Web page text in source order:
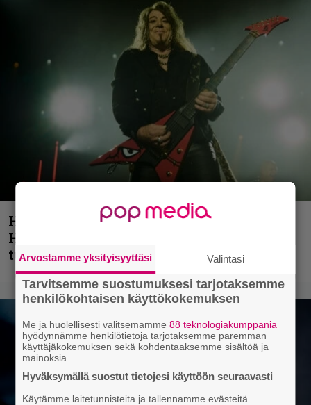
Helloween- ja Gamma Ray -mies Kai
Hansen julkaisi uuden maistiaisen
tulevalta soololevyltä
Arvostamme yksityisyyttäsi Valintasi
Tarvitsemme suostumuksesi tarjotaksemme
henkilökohtaisen käyttökokemuksen
Me ja huolellisesti valitsemamme88 teknologiakumppania
hyödynnämme henkilötietoja tarjotaksemme paremman
käyttäjäkokemuksen sekä kohdentaaksemme sisältöä ja
mainoksia.
Hyväksymällä suostut tietojesi käyttöön seuraavasti
Käytämme laitetunnisteita ja tallennamme evästeitä